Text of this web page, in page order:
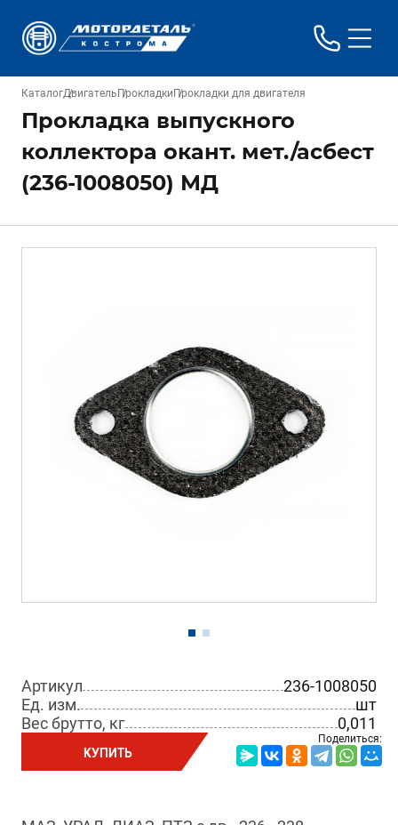
КаталогДвигатель Прокладки Прокладки для двигателя
Прокладка выпускного
коллектора окант. мет./асбест
(236-1008050) МД
Артикул
236-1008050
Ед. изм.
шт
Вес брутто, кг
0,011
КУПИТЬ
Поделиться: